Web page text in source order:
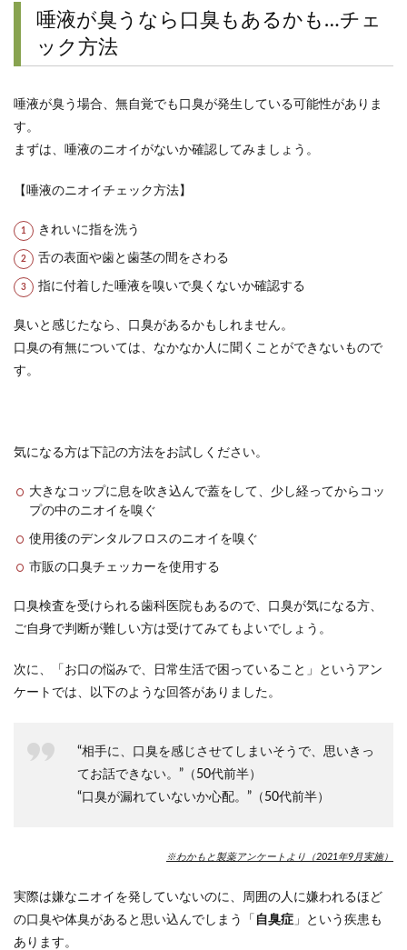
唾液が臭うなら口臭もあるかも…チェ
ック方法
唾液が臭う場合、無自覚でも口臭が発生している可能性がありま
す。
まずは、唾液のニオイがないか確認してみましょう。
【唾液のニオイチェック方法】
きれいに指を洗う
舌の表面や歯と歯茎の間をさわる
指に付着した唾液を嗅いで臭くないか確認する
臭いと感じたなら、口臭があるかもしれません。
口臭の有無については、なかなか人に聞くことができないもので
す。
気になる方は下記の方法をお試しください。
大きなコップに息を吹き込んで蓋をして、少し経ってからコッ
プの中のニオイを嗅ぐ
使用後のデンタルフロスのニオイを嗅ぐ
市販の口臭チェッカーを使用する
口臭検査を受けられる歯科医院もあるので、口臭が気になる方、
ご自身で判断が難しい方は受けてみてもよいでしょう。
次に、「お口の悩みで、日常生活で困っていること」というアン
ケートでは、以下のような回答がありました。
“相手に、口臭を感じさせてしまいそうで、思いきっ
てお話できない。”（50代前半）
“口臭が漏れていないか心配。”（50代前半）
※わかもと製薬アンケートより（2021年9月実施）
実際は嫌なニオイを発していないのに、周囲の人に嫌われるほど
の口臭や体臭があると思い込んでしまう「 自臭症 」という疾患も
あります。